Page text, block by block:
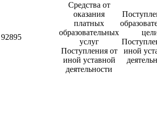
92895
Средства от
оказания
платных
образовательных
услуг
Поступления от
иной уставной
деятельности
иной